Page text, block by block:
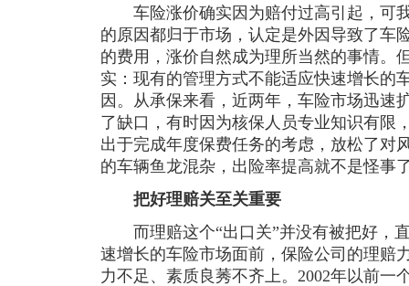
车险涨价确实因为赔付过高引起，可
的原因都归于市场，认定是外因导致了车
的费用，涨价自然成为理所当然的事情。
实：现有的管理方式不能适应快速增长的
因。从承保来看，近两年，车险市场迅速
了缺口，有时因为核保人员专业知识有限
出于完成年度保费任务的考虑，放松了对
的车辆鱼龙混杂，出险率提高就不是怪事
把好理赔关至关重要
而理赔这个“出口关”并没有被把好，
速增长的车险市场面前，保险公司的理赔
力不足、素质良莠不齐上。2002年以前一